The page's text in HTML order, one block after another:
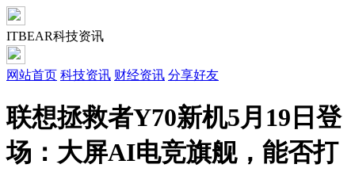
ITBEAR科技资讯
网站首页 科技资讯 财经资讯 分享好友
联想拯救者Y70新机5月19日登
场：大屏AI电竞旗舰，能否打